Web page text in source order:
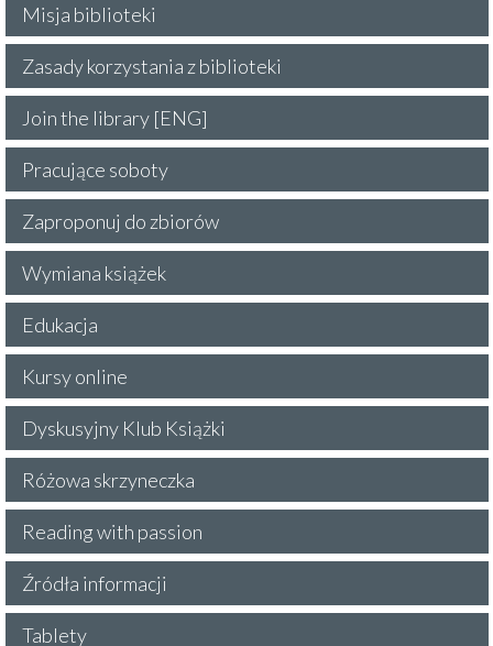
Misja biblioteki
Zasady korzystania z biblioteki
Join the library [ENG]
Pracujące soboty
Zaproponuj do zbiorów
Wymiana książek
Edukacja
Kursy online
Dyskusyjny Klub Książki
Różowa skrzyneczka
Reading with passion
Źródła informacji
Tablety